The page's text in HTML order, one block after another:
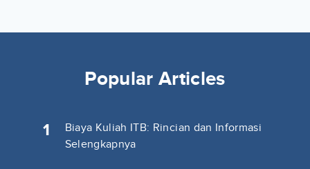
Popular Articles
1
Biaya Kuliah ITB: Rincian dan Informasi
Selengkapnya